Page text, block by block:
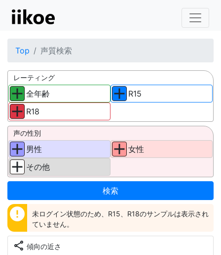
Top 声質検索
レーティング
全年齢
R18
R15
声の性別
男性
その他
女性
error
未ログイン状態のため、R15、R18のサンプルは表示され
ていません。
share 傾向の近さ